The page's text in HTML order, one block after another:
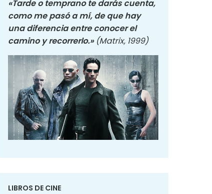
«Tarde o temprano te darás cuenta,
como me pasó a mí, de que hay
una diferencia entre conocer el
camino y recorrerlo.» (Matrix, 1999)
LIBROS DE CINE